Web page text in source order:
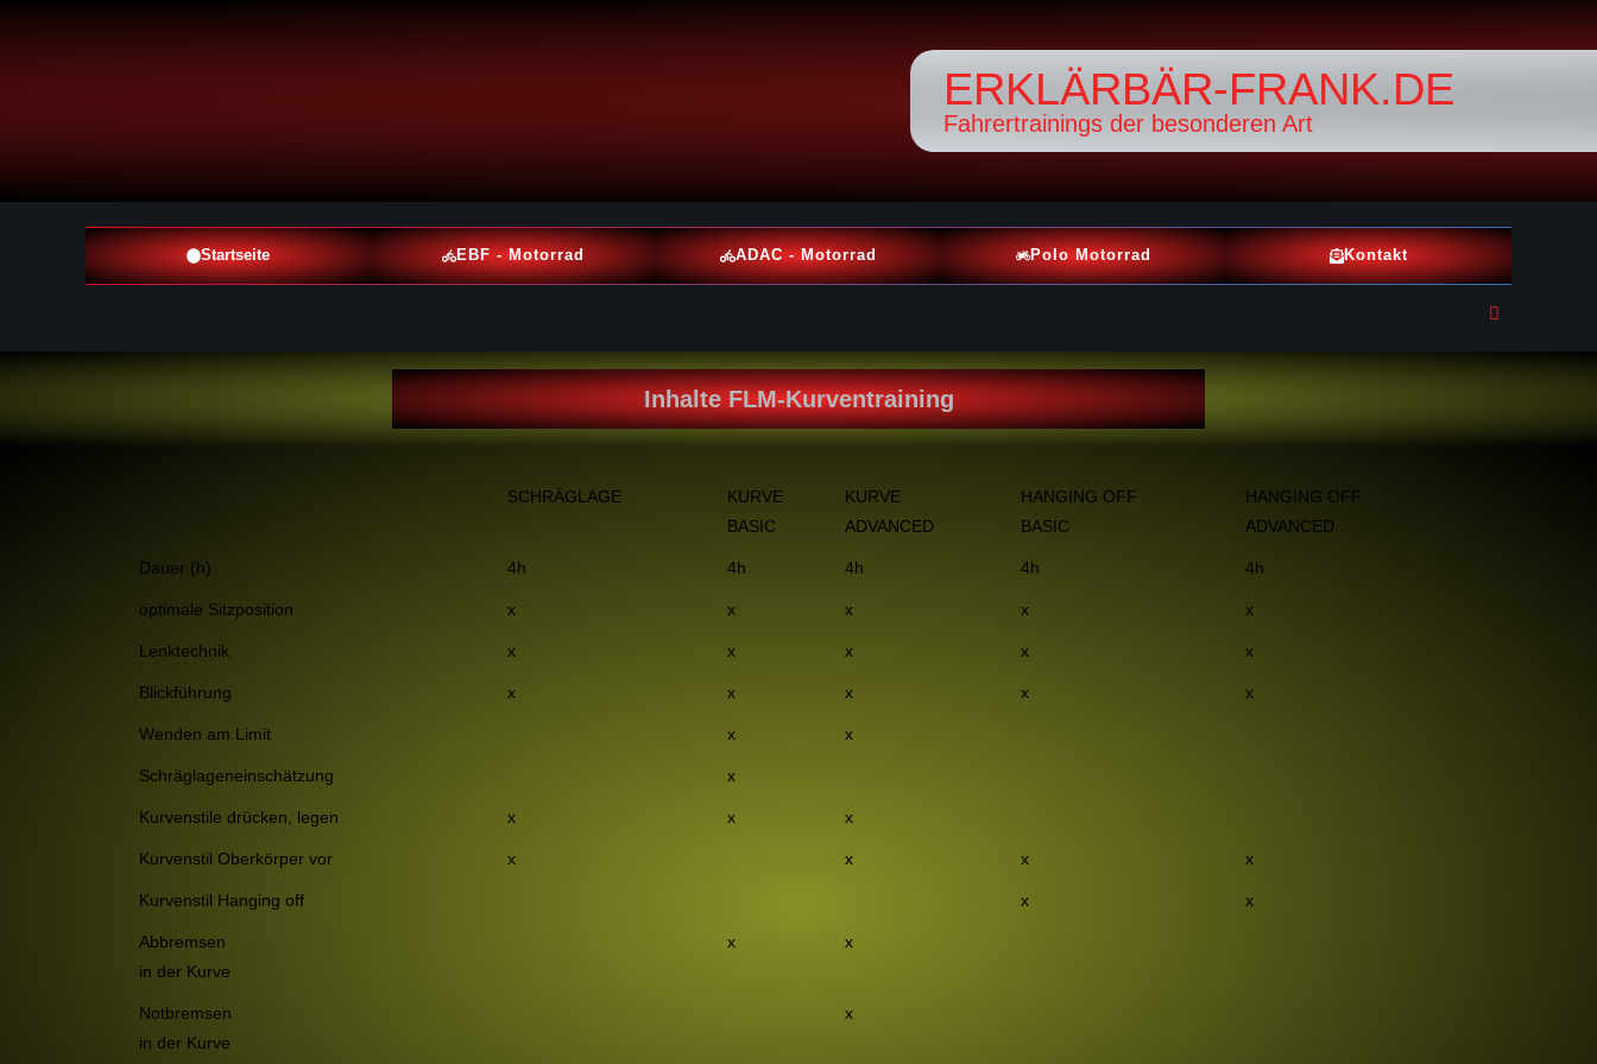
ERKLÄRBÄR-FRANK.DE
Fahrertrainings der besonderen Art
Startseite EBF - Motorrad ADAC - Motorrad Polo Motorrad Kontakt
Inhalte FLM-Kurventraining
SCHRÄGLAGE
KURVE
BASIC
KURVE
ADVANCED
HANGING OFF
BASIC
HANGING OFF
ADVANCED
Dauer (h) 4h 4h 4h 4h 4h
optimale Sitzposition x x x x x
Lenktechnik x x x x x
Blickführung x x x x x
Wenden am Limit x x
Schräglageneinschätzung x
Kurvenstile drücken, legen x x x
Kurvenstil Oberkörper vor x x x x
Kurvenstil Hanging off x x
Abbremsen
in der Kurve
x x
Notbremsen
in der Kurve
x